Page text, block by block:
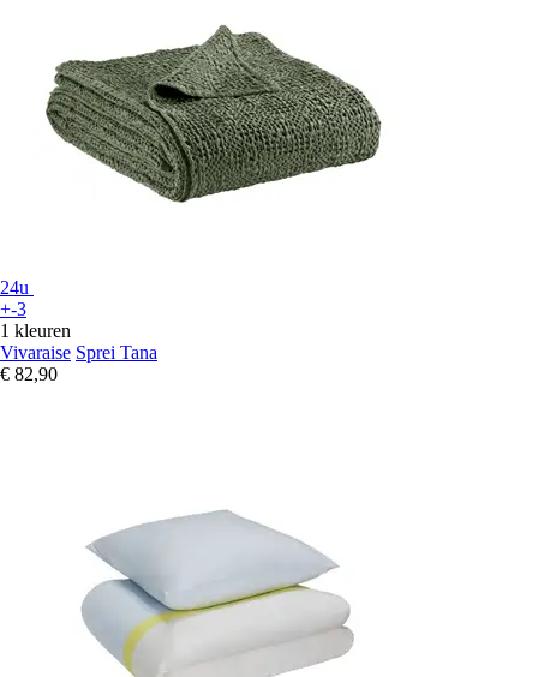
24u
+-3
1 kleuren
Vivaraise Sprei Tana
€ 82,90